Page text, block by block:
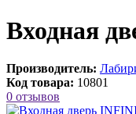
Входная
Производитель:
Код товара: 10801
0 отзывов